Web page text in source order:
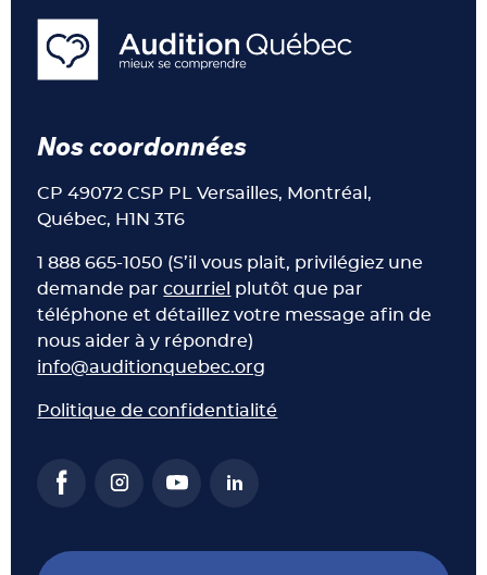
Nos coordonnées
CP 49072 CSP PL Versailles, Montréal,
Québec, H1N 3T6
1 888 665-1050 (S’il vous plait, privilégiez une
demande parcourriel plutôt que par
téléphone et détaillez votre message afin de
nous aider à y répondre)
info@auditionquebec.org
Politique de confidentialité